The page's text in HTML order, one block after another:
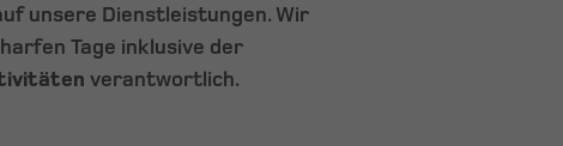
unsere Dienstleistungen. Wir
Tage inklusive der
verantwortlich.